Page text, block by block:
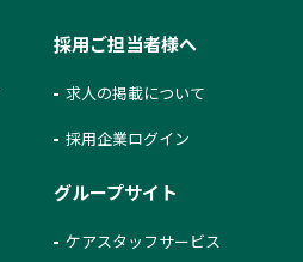
採用ご担当者様へ
求人の掲載について
採用企業ログイン
グループサイト
ケアスタッフサービス